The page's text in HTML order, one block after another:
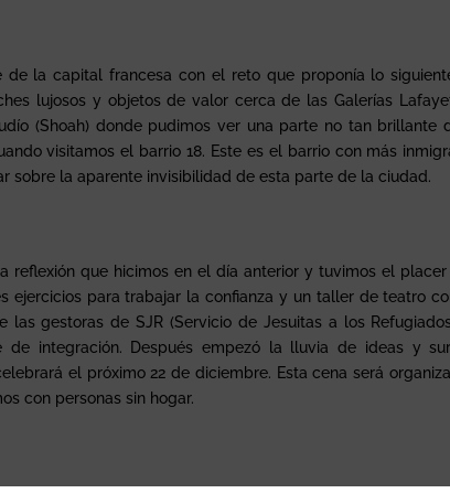
de la capital francesa con el reto que proponía lo
lujosos y objetos de valor cerca de las Galerías
(Shoah) donde pudimos ver una parte no tan brillante
visitamos el barrio 18. Este es el barrio con más
sobre la aparente invisibilidad de esta parte de la ciudad.
reflexión que hicimos en el día anterior y tuvimos el
ejercicios para trabajar la confianza y un taller de teatro
las gestoras de SJR (Servicio de Jesuitas a los
integración. Después empezó la lluvia de ideas y
el próximo 22 de diciembre. Esta cena será
con personas sin hogar.
Ignacianos como la Universidad de la Sorbona, el Colegio